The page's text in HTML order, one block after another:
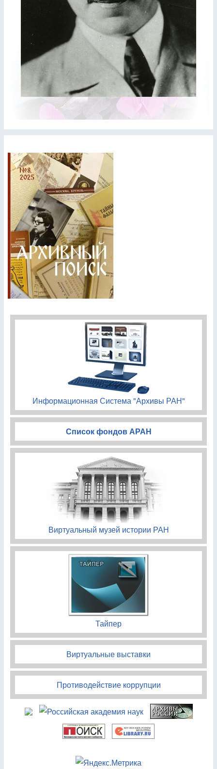
Информационная Система "Архивы РАН"
Список фондов АРАН
Виртуальный музей истории РАН
Тайпер
Виртуальные выставки
Противодействие коррупции